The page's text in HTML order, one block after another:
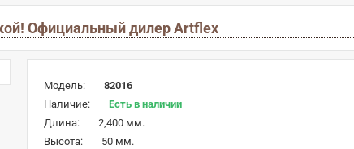
Официальный дилер Artflex
Модель:
82016
Наличие:
Есть в наличии
Длина:
2,400 мм.
Высота:
50 мм.